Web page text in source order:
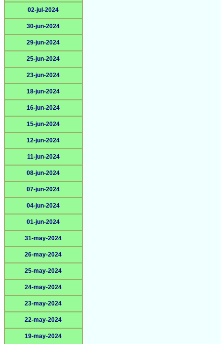
02-jul-2024
30-jun-2024
29-jun-2024
25-jun-2024
23-jun-2024
18-jun-2024
16-jun-2024
15-jun-2024
12-jun-2024
11-jun-2024
08-jun-2024
07-jun-2024
04-jun-2024
01-jun-2024
31-may-2024
26-may-2024
25-may-2024
24-may-2024
23-may-2024
22-may-2024
19-may-2024